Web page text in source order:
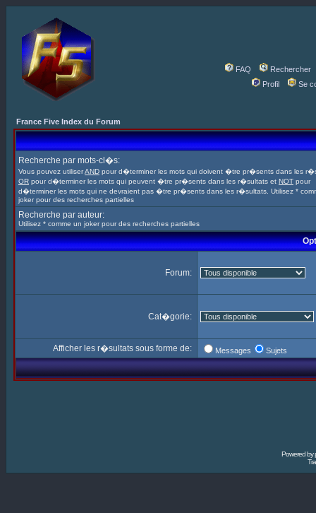
FAQ
Rechercher
Profil
Se
France Five Index du Forum
Recherche par mots-cl�s:
Vous pouvez utiliserAND pour d�terminer les mots qui doivent �tre pr�sents dans les
OR pour d�terminer les mots qui peuvent �tre pr�sents dans les r�sultats et NOT pour
d�terminer les mots qui ne devraient pas �tre pr�sents dans les r�sultats. Utilisez *
joker pour des recherches partielles
Recherche par auteur:
Utilisez * comme un joker pour des recherches partielles
Forum:
Cat�gorie:
Afficher les r�sultats sous forme de: Messages Sujets
Powered by